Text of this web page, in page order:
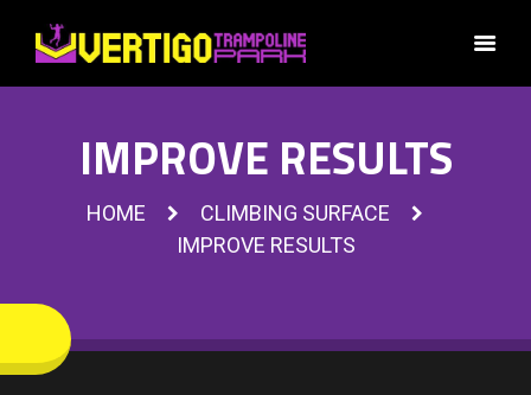
IMPROVE RESULTS
HOME
CLIMBING SURFACE
IMPROVE RESULTS